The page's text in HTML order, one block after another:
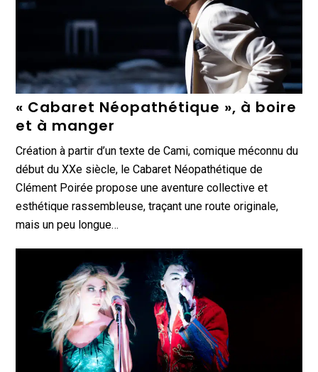
« Cabaret Néopathétique », à boire
et à manger
Création à partir d’un texte de Cami, comique méconnu du
début du XXe siècle, le Cabaret Néopathétique de
Clément Poirée propose une aventure collective et
esthétique rassembleuse, traçant une route originale,
mais un peu longue…